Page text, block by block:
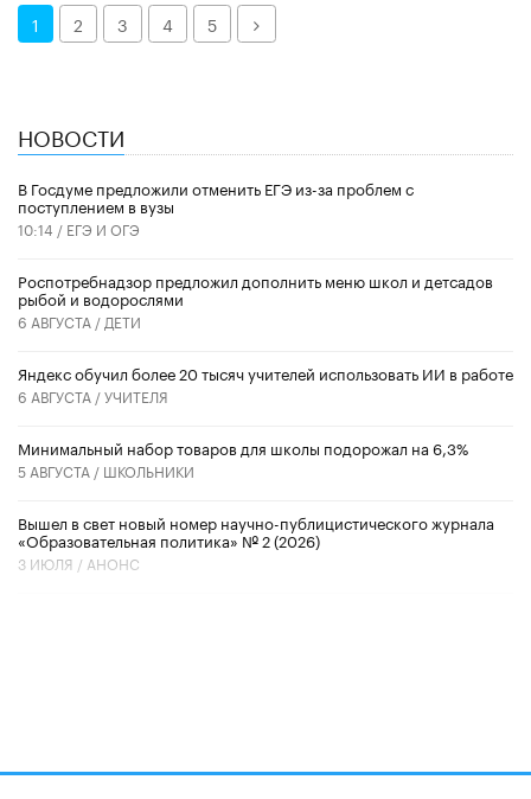
1 2 3 4 5 Далее
НОВОСТИ
В Госдуме предложили отменить ЕГЭ из-за проблем с
поступлением в вузы
10:14 / ЕГЭ И ОГЭ
Роспотребнадзор предложил дополнить меню школ и детсадов
рыбой и водорослями
6 АВГУСТА / ДЕТИ
​Яндекс обучил более 20 тысяч учителей использовать ИИ в работе
6 АВГУСТА /УЧИТЕЛЯ
Минимальный набор товаров для школы подорожал на 6,3%
5 АВГУСТА / ШКОЛЬНИКИ
Вышел в свет новый номер научно-публицистического журнала
«Образовательная политика» № 2 (2026)
3 ИЮЛЯ / АНОНС